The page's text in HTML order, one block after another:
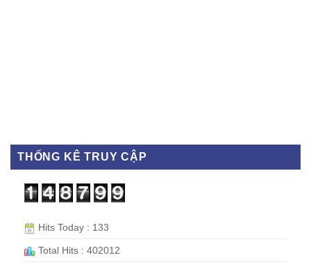
THỐNG KÊ TRUY CẬP
Hits Today : 133
Total Hits : 402012